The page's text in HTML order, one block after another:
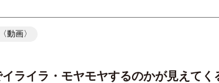
動画〉
ライラ・モヤモヤするのかが見えてく